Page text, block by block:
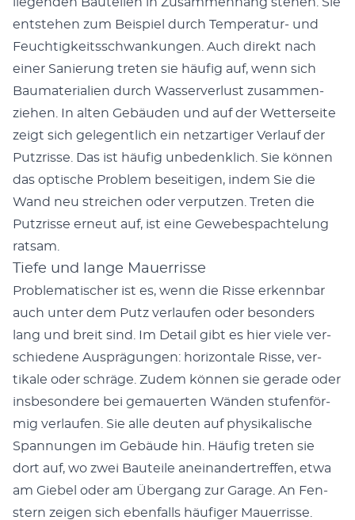
entste­hen zum Beispiel durch Tem­per­atur- und
Feuchtigkeitss­chwankun­gen. Auch direkt nach
ein­er Sanierung treten sie häu­fig auf, wenn sich
Bau­ma­te­ri­alien durch Wasserver­lust zusam­men­
ziehen. In alten Gebäu­den und auf der Wet­ter­seite
zeigt sich gele­gentlich ein net­zar­tiger Ver­lauf der
Putzrisse. Das ist häu­fig unbe­den­klich. Sie kön­nen
das optis­che Prob­lem beseit­i­gen, indem Sie die
Wand neu stre­ichen oder ver­putzen. Treten die
Putzrisse erneut auf, ist eine Gewebe­spachtelung
rat­sam.
Tiefe und lange Mauerrisse
Prob­lema­tis­ch­er ist es, wenn die Risse erkennbar
auch unter dem Putz ver­laufen oder beson­ders
lang und bre­it sind. Im Detail gibt es hier viele ver­
schiedene Aus­prä­gun­gen: hor­i­zon­tale Risse, ver­
tikale oder schräge. Zudem kön­nen sie ger­ade oder
ins­beson­dere bei gemauerten Wän­den stufen­för­
mig ver­laufen. Sie alle deuten auf physikalis­che
Span­nun­gen im Gebäude hin. Häu­fig treten sie
dort auf, wo zwei Bauteile aneinan­dertr­e­f­fen, etwa
am Giebel oder am Über­gang zur Garage. An Fen­
stern zeigen sich eben­falls häu­figer Mauer­risse.